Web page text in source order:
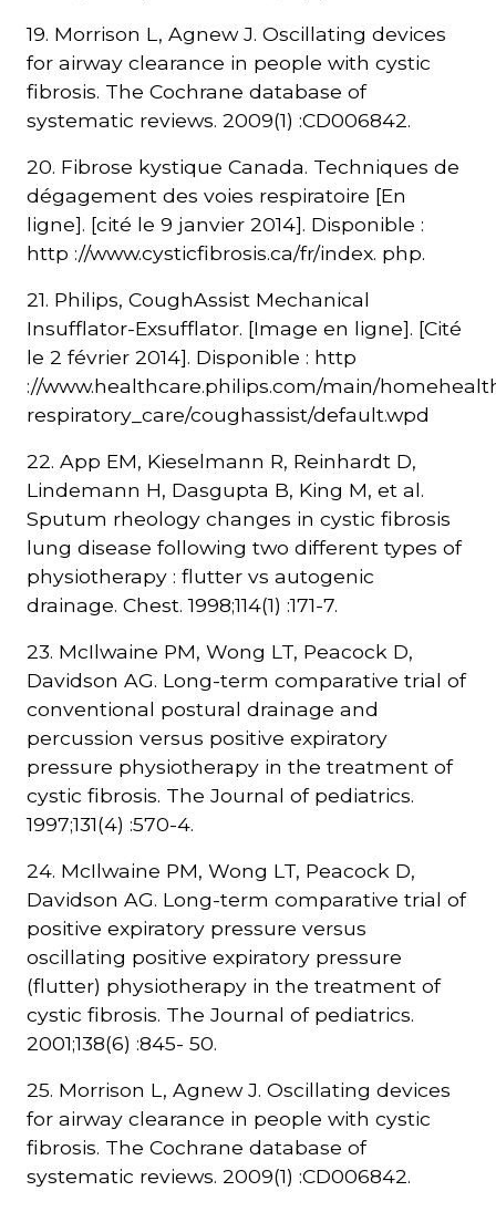
19. Morrison L, Agnew J. Oscillating devices
for airway clearance in people with cystic
fibrosis. The Cochrane database of
systematic reviews. 2009(1) :CD006842.
20. Fibrose kystique Canada. Techniques de
dégagement des voies respiratoire [En
ligne]. [cité le 9 janvier 2014]. Disponible :
http ://www.cysticfibrosis.ca/fr/index. php.
21. Philips, CoughAssist Mechanical
Insufflator-Exsufflator. [Image en ligne]. [Cité
le 2 février 2014]. Disponible : http
://www.healthcare.philips.com/main/
respiratory_care/coughassist/default.wpd
22. App EM, Kieselmann R, Reinhardt D,
Lindemann H, Dasgupta B, King M, et al.
Sputum rheology changes in cystic fibrosis
lung disease following two different types of
physiotherapy : flutter vs autogenic
drainage. Chest. 1998;114(1) :171-7.
23. McIlwaine PM, Wong LT, Peacock D,
Davidson AG. Long-term comparative trial of
conventional postural drainage and
percussion versus positive expiratory
pressure physiotherapy in the treatment of
cystic fibrosis. The Journal of pediatrics.
1997;131(4) :570-4.
24. McIlwaine PM, Wong LT, Peacock D,
Davidson AG. Long-term comparative trial of
positive expiratory pressure versus
oscillating positive expiratory pressure
(flutter) physiotherapy in the treatment of
cystic fibrosis. The Journal of pediatrics.
2001;138(6) :845- 50.
25. Morrison L, Agnew J. Oscillating devices
for airway clearance in people with cystic
fibrosis. The Cochrane database of
systematic reviews. 2009(1) :CD006842.